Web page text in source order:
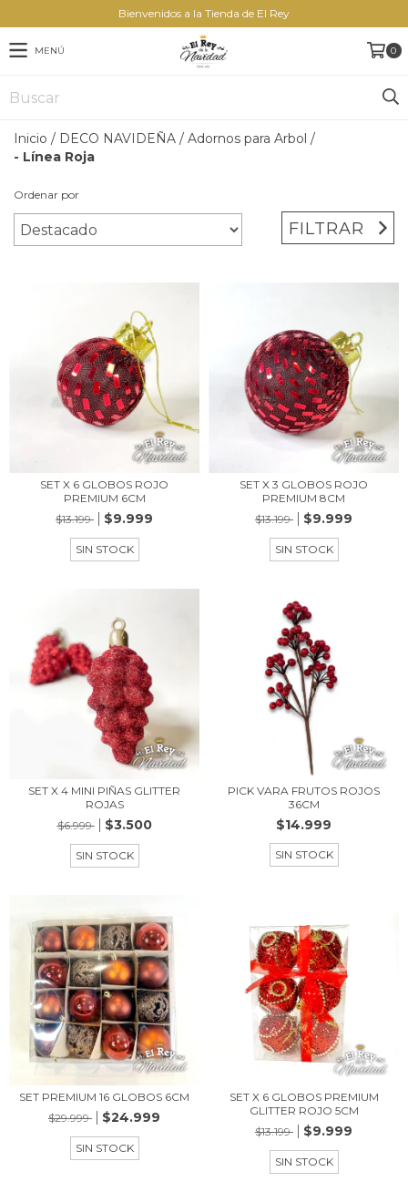
Bienvenidos a la Tienda de El Rey
MENÚ 0
Inicio / DECO NAVIDEÑA / Adornos para Arbol /
- Línea Roja
Ordenar por
FILTRAR
SET X 6 GLOBOS ROJO
PREMIUM 6CM
$13.199
$9.999
SIN STOCK
SET X 3 GLOBOS ROJO
PREMIUM 8CM
$13.199
$9.999
SIN STOCK
SET X 4 MINI PIÑAS GLITTER
ROJAS
$6.999
$3.500
SIN STOCK
PICK VARA FRUTOS ROJOS
36CM
$14.999
SIN STOCK
SET PREMIUM 16 GLOBOS 6CM
$29.999
$24.999
SIN STOCK
SET X 6 GLOBOS PREMIUM
GLITTER ROJO 5CM
$13.199
$9.999
SIN STOCK